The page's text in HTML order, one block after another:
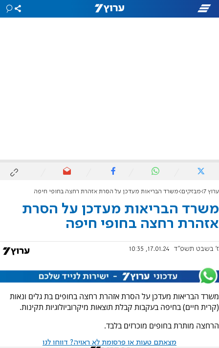
ערוץ 7 מבזקים משרד הבריאות מעדכן על הסרת אזהרת רחצה בחופי חיפה
משרד הבריאות מעדכן על הסרת
אזהרת רחצה בחופי חיפה
ז' בשבט תשפ"ד 17.01.24, 10:35
משרד הבריאות מעדכן על הסרת אזהרת רחצה בחופים בת גלים ונאות
(קרית חיים) בחיפה בעקבות קבלת תוצאות מיקרוביולוגיות תקינות.
הרחצה מותרת בחופים מוכרזים בלבד.
מצאתם טעות או פרסומת לא ראויה? דווחו לנו